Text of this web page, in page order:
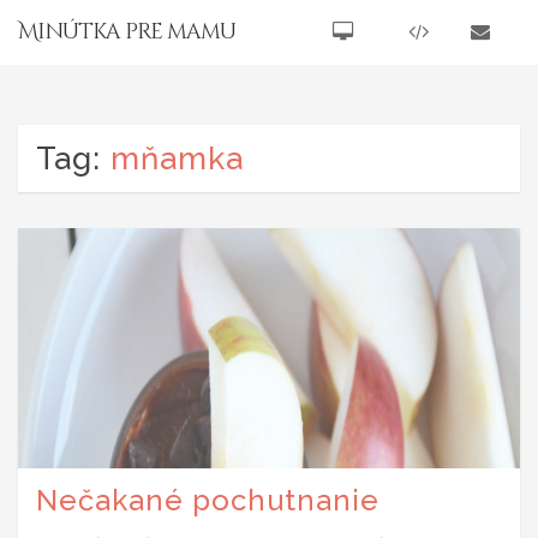
Minútka pre mamu
Tag: mňamka
Nečakané pochutnanie